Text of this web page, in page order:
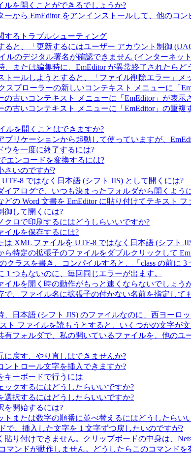
ルを開くことができるでしょうか?
ーから EmEditor をアンインストールして、他のコ
するトラブルシューティング
ると、「更新するにはユーザー アカウント制御
ルのデジタル署名が確認できません (インターネッ
、または編集時に、EmEditor が異常終了されたらど
トールしようとすると、「ファイル削除エラー」
スプローラーの新しいコンテキスト メニューに「
の古いコンテキスト メニューに「EmEditor」が表示
の古いコンテキスト メニューに「EmEditor」の重複
ルを開くことはできますか?
プリケーションから起動して使っていますが、
ウを一度に終了するには?
エンコードを変換するには?
さいのですが?
8 ではなく日本語 (シフト JIS) として開くには?
イアログで、いつも決まったフォルダから開くよう
どの Word 文書を EmEditor に貼り付けてテキスト
御して開くには?
クロで印刷するにはどうしらいいですか?
イルを保存するには?
は XML ファイルを UTF-8 ではなく日本語 (シフト
ら特定の拡張子のファイルをダブルクリックして
のクラスを書き、コンパイルすると、「class の前
1 つもないのに、毎回同じエラーが出ます。
イルを開く時の動作がもっと速くならないでしょう
で、ファイル名に拡張子の付かない名前を指定し
、日本語 (シフト JIS) のファイルなのに、西ヨーロ
ト ファイルを読もうとすると、いくつかの文字が
有フォルダで、私の開いているファイルを、他の
に戻す、やり直しはできませんか?
ントロール文字を挿入できますか?
キーボードで行うには
ックするにはどうしたらいいですか?
選択するにはどうしたらいいですか?
を開始するには?
トまたは数字の順番に並べ替えるにはどうしたらい
で、挿入した文字を 1 文字ずつ戻したいのですが?
貼り付けできません。クリップボードの中身は、
マンドが動作しません。どうしたらこのコマンドを